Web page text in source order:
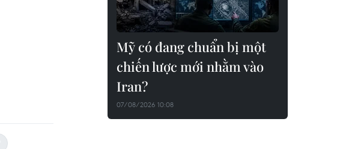
Mỹ có đang chuẩn bị một
chiến lược mới nhằm vào
Iran?
07/08/2026 10:08